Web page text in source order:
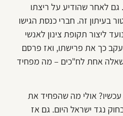
לאחר שהודיע על ריצתו
בעיתון זה. חברי כנסת הגישו
ליצור תקופת צינון לאנשי
כך את פרישתו, ואז פרסם
שאלה אחת לח"כים – מה מפחיד
אולי מה שהפחיד את
נגד ישראל היום. גם אז